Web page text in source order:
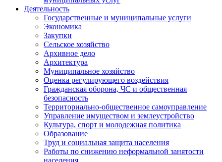
Деятельность
Государственные и муниципальные услуги
Экономика
Закупки
Сельское хозяйство
Архивное дело
Архитектура
Муниципальное хозяйство
Оценка регулирующего воздействия
Гражданская оборона, ЧС и общественная
безопасность
Территориально-общественное самоуправление
Управление имуществом и землеустройство
Культура, спорт и молодежная политика
Образование
Труд и социальная защита населения
Работы по снижению неформальной занятости